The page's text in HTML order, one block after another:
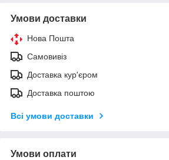
Умови доставки
Нова Пошта
Самовивіз
Доставка кур'єром
Доставка поштою
Всі умови доставки
Умови оплати